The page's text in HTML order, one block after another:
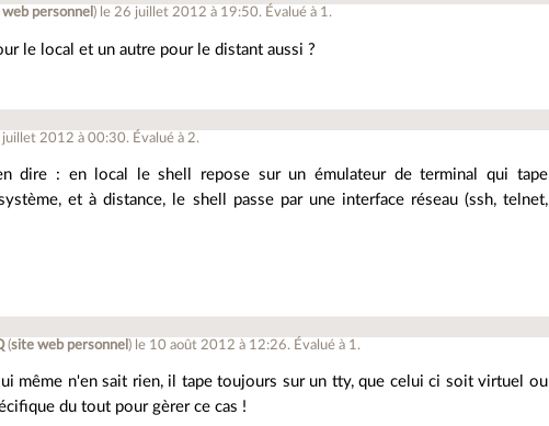
personnel ) le 26 juillet 2012 à 19:50. Évalué à 1 .
le local et un autre pour le distant aussi ?
juillet 2012 à 00:30. Évalué à 2.
dire : en local le shell repose sur un émulateur de terminal qui tape
et à distance, le shell passe par une interface réseau (ssh, telnet,
(site web personnel ) le 10 août 2012 à 12:26. Évalué à 1 .
même n'en sait rien, il tape toujours sur un tty, que celui ci soit virtuel ou
du tout pour gèrer ce cas !